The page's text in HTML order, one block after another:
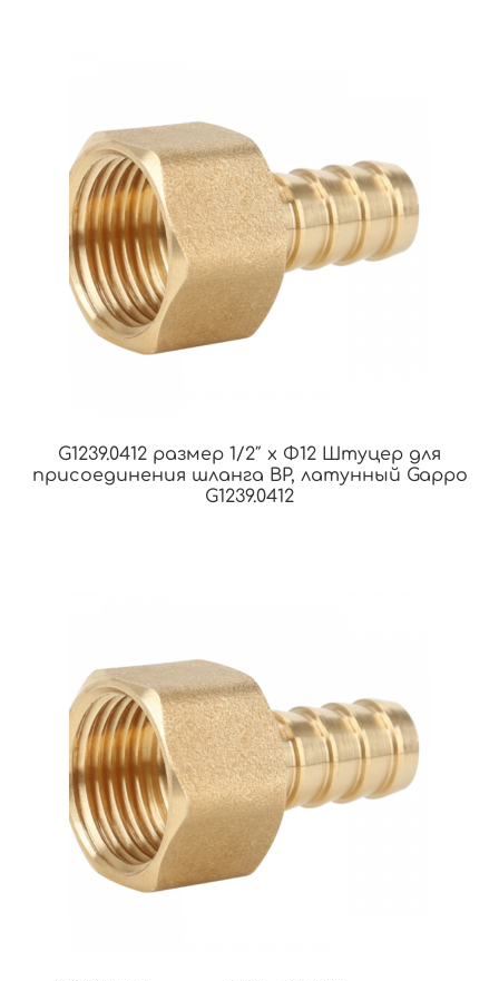
G1239.0412 размер 1/2″ x Φ12 Штуцер для
присоединения шланга ВР, латунный Gappo
G1239.0412